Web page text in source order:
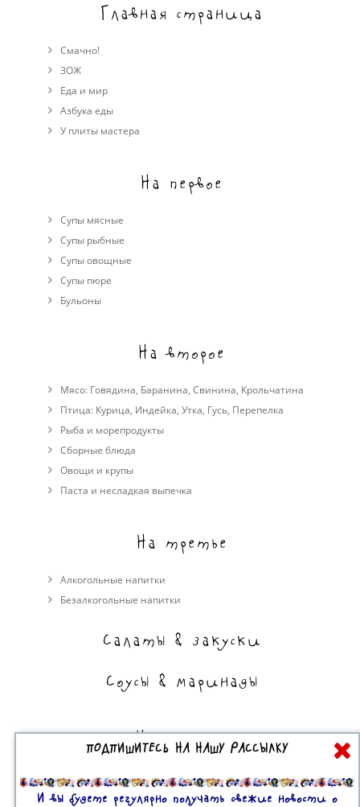
Главная страница
Смачно!
ЗОЖ
Еда и мир
Азбука еды
У плиты мастера
На первое
Супы мясные
Супы рыбные
Супы овощные
Cупы пюре
Бульоны
На второе
Мясо: Говядина, Баранина, Свинина, Крольчатина
Птица: Курица, Индейка, Утка, Гусь, Перепелка
Рыба и морепродукты
Сборные блюда
Овощи и крупы
Паста и несладкая выпечка
На третье
Алкогольные напитки
Безалкогольные напитки
Салаты & закуски
Соусы & маринады
На сладкое
Торты, пирожные, выпечка
Десерты
ПОДПИШИТЕСЬ НА НАШУ РАССЫЛКУ
И вы будете регулярно получать свежие новости о